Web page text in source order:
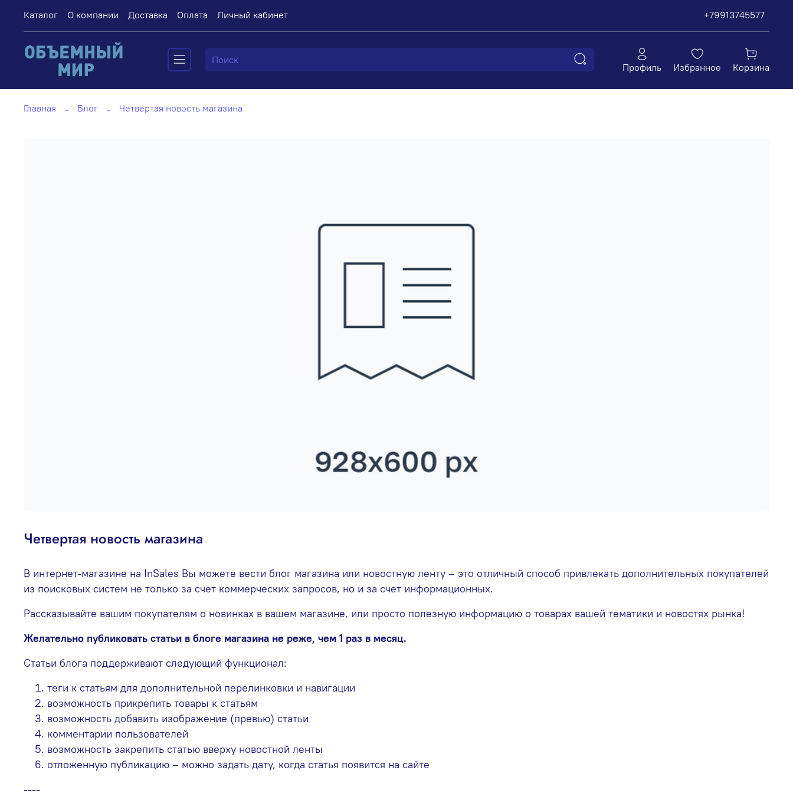
Каталог О компании Доставка Оплата Личный кабинет +79913745577
Профиль Избранное Корзина
Главная Блог Четвертая новость магазина
Четвертая новость магазина
В интернет-магазине на InSales Вы можете вести блог магазина или новостную ленту – это отличный способ привлекать дополнительных покупателей
из поисковых систем не только за счет коммерческих запросов, но и за счет информационных.
Рассказывайте вашим покупателям о новинках в вашем магазине, или просто полезную информацию о товарах вашей тематики и новостях рынка!
Желательно публиковать статьи в блоге магазина не реже, чем 1 раз в месяц.
Статьи блога поддерживают следующий функционал:
теги к статьям для дополнительной перелинковки и навигации
возможность прикрепить товары к статьям
возможность добавить изображение (превью) статьи
комментарии пользователей
возможность закрепить статью вверху новостной ленты
отложенную публикацию – можно задать дату, когда статья появится на сайте
----